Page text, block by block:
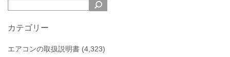
カテゴリー
エアコンの取扱説明書 (4,323)